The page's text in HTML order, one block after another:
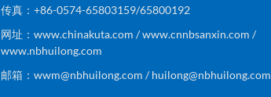
传真：+86-0574-65803159/65800192
网址：www.chinakuta.com / www.cnnbsanxin.com /
www.nbhuilong.com
邮箱：wwm@nbhuilong.com / huilong@nbhuilong.com